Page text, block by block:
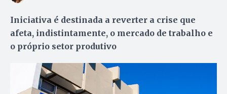
Iniciativa é destinada a reverter a crise que
afeta, indistintamente, o mercado de trabalho e
o próprio setor produtivo